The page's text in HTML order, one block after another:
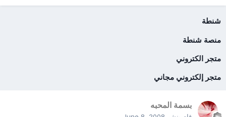
شنطة
منصة شنطة
متجر الكتروني
متجر إلكتروني مجاني
بسمة المحبه